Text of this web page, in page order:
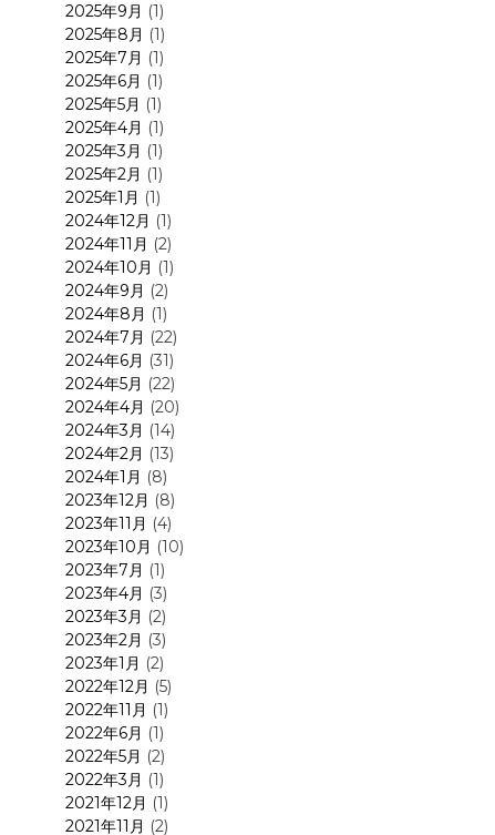
2025年9月 (1)
2025年8月 (1)
2025年7月 (1)
2025年6月 (1)
2025年5月 (1)
2025年4月 (1)
2025年3月 (1)
2025年2月 (1)
2025年1月 (1)
2024年12月 (1)
2024年11月 (2)
2024年10月 (1)
2024年9月 (2)
2024年8月 (1)
2024年7月 (22)
2024年6月 (31)
2024年5月 (22)
2024年4月 (20)
2024年3月 (14)
2024年2月 (13)
2024年1月 (8)
2023年12月 (8)
2023年11月 (4)
2023年10月 (10)
2023年7月 (1)
2023年4月 (3)
2023年3月 (2)
2023年2月 (3)
2023年1月 (2)
2022年12月 (5)
2022年11月 (1)
2022年6月 (1)
2022年5月 (2)
2022年3月 (1)
2021年12月 (1)
2021年11月 (2)